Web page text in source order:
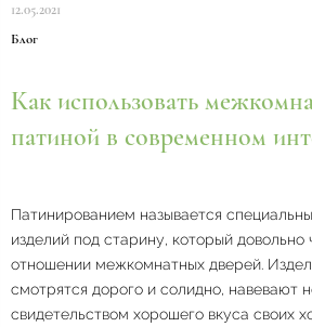
12.05.2021
Блог
Как использовать
патиной в современном
Патинированием называется
изделий под старину, который довольно
отношении межкомнатных дверей.
смотрятся дорого и солидно, навевают
свидетельством хорошего вкуса своих